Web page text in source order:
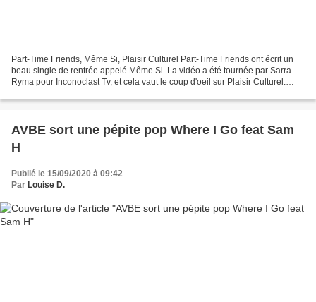
Part-Time Friends, Même Si, Plaisir Culturel Part-Time Friends ont écrit un
beau single de rentrée appelé Même Si. La vidéo a été tournée par Sarra
Ryma pour Inconoclast Tv, et cela vaut le coup d'oeil sur Plaisir Culturel.
AVBE sort une pépite pop Where I Go feat Sam
H
Publié le 15/09/2020 à 09:42
Par Louise D.